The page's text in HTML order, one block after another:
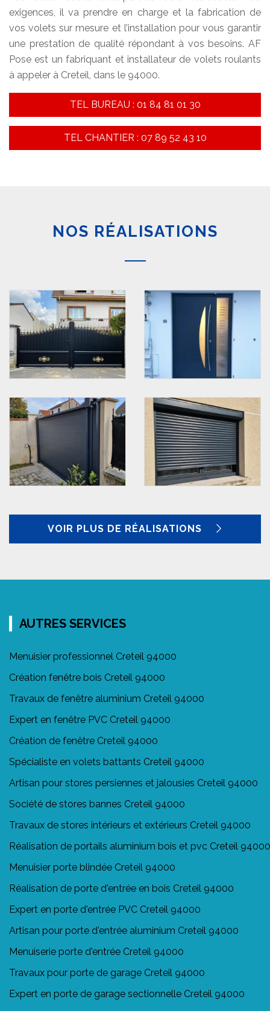
exigences, il va prendre en charge et la fabrication de
vos volets sur mesure et l’installation pour vous garantir
une prestation de qualité répondant à vos besoins. AF
Pose est un fabriquant et installateur de volets roulants
à appeler à Creteil, dans le 94000.
TEL BUREAU : 01 84 81 01 30
TEL CHANTIER : 07 89 52 43 10
NOS RÉALISATIONS
VOIR PLUS DE RÉALISATIONS
AUTRES SERVICES
Menuisier professionnel Creteil 94000
Création fenêtre bois Creteil 94000
Travaux de fenêtre aluminium Creteil 94000
Expert en fenêtre PVC Creteil 94000
Création de fenêtre Creteil 94000
Spécialiste en volets battants Creteil 94000
Artisan pour stores persiennes et jalousies Creteil 94000
Société de stores bannes Creteil 94000
Travaux de stores intérieurs et extérieurs Creteil 94000
Réalisation de portails aluminium bois et pvc Creteil 94000
Menuisier porte blindée Creteil 94000
Réalisation de porte d'entrée en bois Creteil 94000
Expert en porte d'entrée PVC Creteil 94000
Artisan pour porte d'entrée aluminium Creteil 94000
Menuiserie porte d'entrée Creteil 94000
Travaux pour porte de garage Creteil 94000
Expert en porte de garage sectionnelle Creteil 94000